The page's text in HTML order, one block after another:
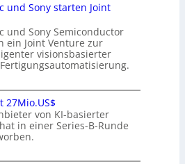
und Sony starten Joint
und Sony Semiconductor
ein Joint Venture zur
visionsbasierter
27Mio.US$
von KI-basierter
in einer Series-B-Runde